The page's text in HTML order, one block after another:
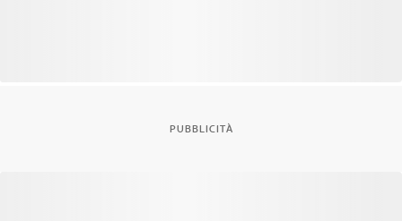
PUBBLICITÀ